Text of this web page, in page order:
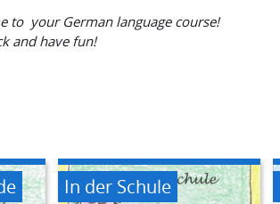
to your German language course!
and have fun!
In der Schule